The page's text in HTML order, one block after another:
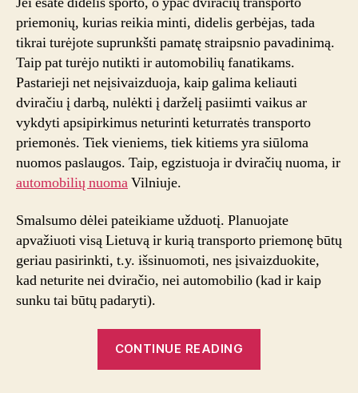
nuoma
Vilniuje
priemonių, kurias reikia minti, didelis gerbėjas, tada
tikrai turėjote suprunkšti pamatę straipsnio pavadinimą.
Taip pat turėjo nutikti ir automobilių fanatikams.
Pastarieji net neįsivaizduoja, kaip galima keliauti
dviračiu į darbą, nulėkti į darželį pasiimti vaikus ar
vykdyti apsipirkimus neturinti keturratės transporto
priemonės. Tiek vieniems, tiek kitiems yra siūloma
nuomos paslaugos. Taip, egzistuoja ir dviračių nuoma, ir
automobilių nuomaVilniuje.
Smalsumo dėlei pateikiame užduotį. Planuojate
apvažiuoti visą Lietuvą ir kurią transporto priemonę būtų
geriau pasirinkti, t.y. išsinuomoti, nes įsivaizduokite,
kad neturite nei dviračio, nei automobilio (kad ir kaip
sunku tai būtų padaryti).
CONTINUE READING